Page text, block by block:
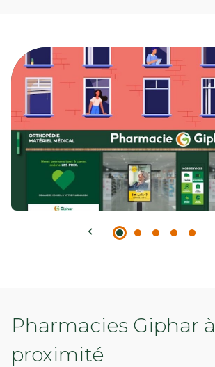
Pharmacies Giphar à
proximité